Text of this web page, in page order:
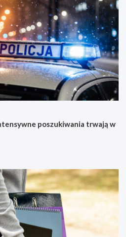
poszukiwania trwają w